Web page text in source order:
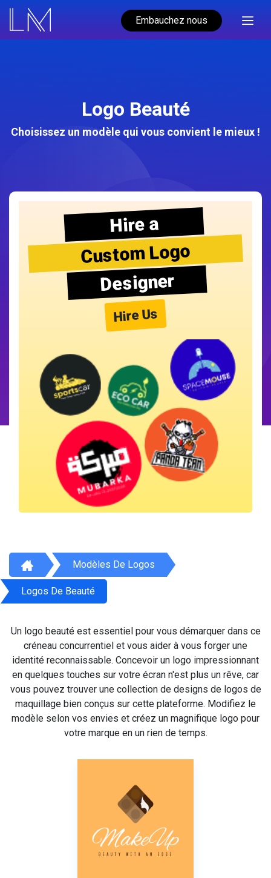
Embauchez nous
Logo Beauté
Choisissez un modèle qui vous convient le mieux !
Hire a
Custom Logo
Designer
Hire Us
Modèles De Logos
Logos De Beauté
Un logo beauté est essentiel pour vous démarquer dans ce
créneau concurrentiel et vous aider à vous forger une
identité reconnaissable. Concevoir un logo impressionnant
en quelques touches sur votre écran n'est plus un rêve, car
vous pouvez trouver une collection de designs de logos de
maquillage bien conçus sur cette plateforme. Modifiez le
modèle selon vos envies et créez un magnifique logo pour
votre marque en un rien de temps.